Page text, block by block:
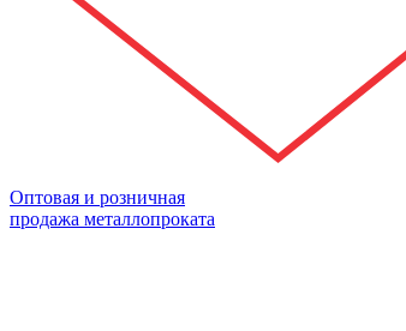
Оптовая и розничная
продажа металлопроката